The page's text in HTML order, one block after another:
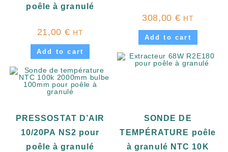
poêle à granulé
21,00 € HT
Add to cart
308,00 € HT
Add to cart
PRESSOSTAT D’AIR
10/20PA NS2 pour
poêle à granulé
SONDE DE
TEMPÉRATURE poêle
à granulé NTC 10K